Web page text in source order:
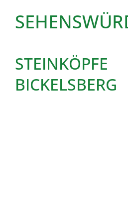
STEINKÖPFE
BICKELSBERG